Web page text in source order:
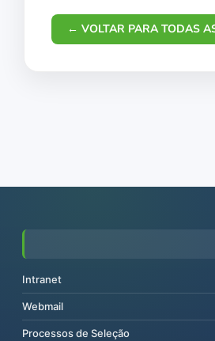
← VOLTAR PARA TODAS
Intranet
Webmail
Processos de Seleção